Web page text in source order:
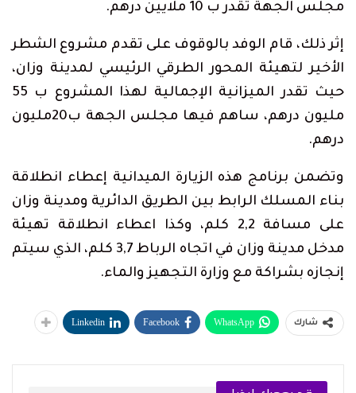
مجلس الجهة تقدر ب 10 ملايين درهم.
إثر ذلك، قام الوفد بالوقوف على تقدم مشروع الشطر
الأخير لتهيئة المحور الطرقي الرئيسي لمدينة وزان،
حيث تقدر الميزانية الإجمالية لهذا المشروع ب 55
مليون درهم، ساهم فيها مجلس الجهة ب20مليون
درهم.
وتضمن برنامج هذه الزيارة الميدانية إعطاء انطلاقة
بناء المسلك الرابط بين الطريق الدائرية ومدينة وزان
على مسافة 2,2 كلم، وكذا اعطاء انطلاقة تهيئة
مدخل مدينة وزان في اتجاه الرباط 3,7 كلم، الذي سيتم
إنجازه بشراكة مع وزارة التجهيز والماء.
شارك WhatsApp
Facebook
Linkedin